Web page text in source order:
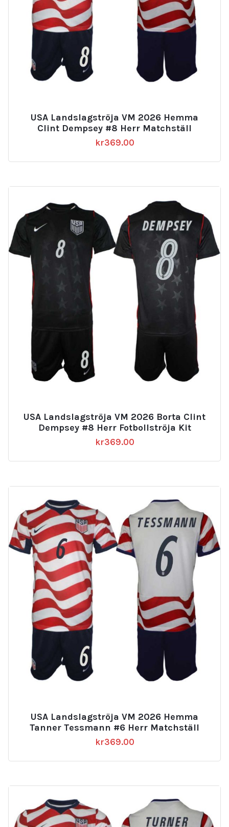
USA Landslagströja VM 2026 Hemma
Clint Dempsey #8 Herr Matchställ
kr369.00
USA Landslagströja VM 2026 Borta Clint
Dempsey #8 Herr Fotbollströja Kit
kr369.00
USA Landslagströja VM 2026 Hemma
Tanner Tessmann #6 Herr Matchställ
kr369.00